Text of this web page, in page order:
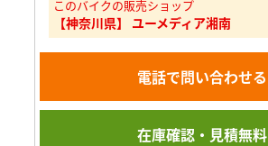
このバイクの販売ショップ
【神奈川県】 ユーメディア湘南
電話で問い合わせる
在庫確認・見積無料